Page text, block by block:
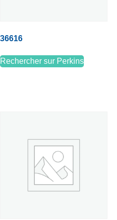
36616
Rechercher sur Perkins